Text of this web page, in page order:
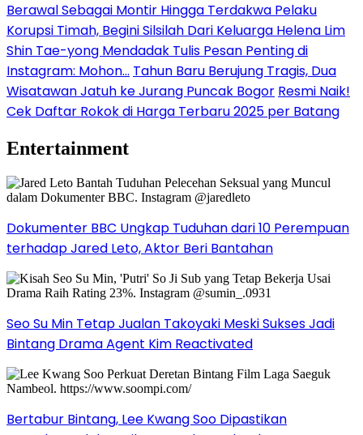
Berawal Sebagai Montir Hingga Terdakwa Pelaku
Korupsi Timah, Begini Silsilah Dari Keluarga Helena Lim
Shin Tae-yong Mendadak Tulis Pesan Penting di
Instagram: Mohon… Tahun Baru Berujung Tragis, Dua
Wisatawan Jatuh ke Jurang Puncak Bogor Resmi Naik!
Cek Daftar Rokok di Harga Terbaru 2025 per Batang
Entertainment
Dokumenter BBC Ungkap Tuduhan dari 10 Perempuan
terhadap Jared Leto, Aktor Beri Bantahan
Seo Su Min Tetap Jualan Takoyaki Meski Sukses Jadi
Bintang Drama Agent Kim Reactivated
Bertabur Bintang, Lee Kwang Soo Dipastikan